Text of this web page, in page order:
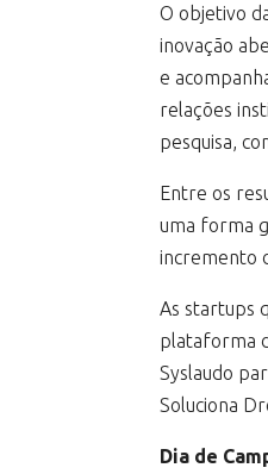
O objetivo
inovação
e
relações
pesquisa,
Entre os
uma forma
incremento
As startups
plataforma
Syslaudo
Soluciona
Dia de